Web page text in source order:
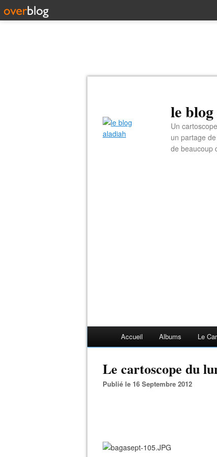
le
Un
un partage
de beaucoup
Accueil Albums Le
Le cartoscope du
Publié le 16 Septembre 2012